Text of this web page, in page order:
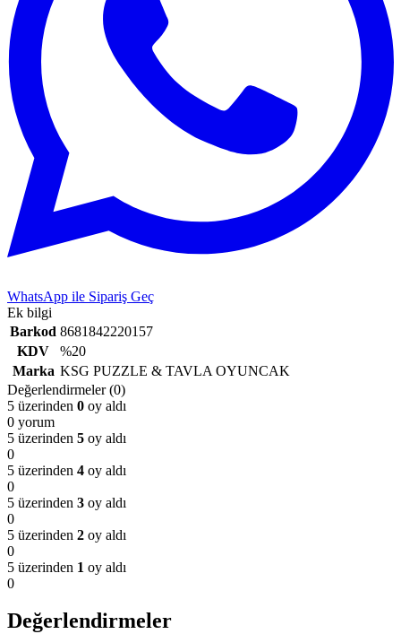
WhatsApp ile Sipariş Geç
Ek bilgi
Barkod 8681842220157
KDV
%20
Marka KSG PUZZLE & TAVLA OYUNCAK
Değerlendirmeler (0)
5 üzerinden 0 oy aldı
0 yorum
5 üzerinden 5 oy aldı
0
5 üzerinden 4 oy aldı
0
5 üzerinden 3 oy aldı
0
5 üzerinden 2 oy aldı
0
5 üzerinden 1 oy aldı
0
Değerlendirmeler